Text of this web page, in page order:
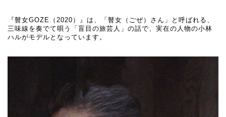
『瞽女GOZE（2020）』は、「瞽女（ごぜ）さん」と呼ばれる、
三味線を奏でて唄う「盲目の旅芸人」の話で、実在の人物の小林
ハルがモデルとなっています。